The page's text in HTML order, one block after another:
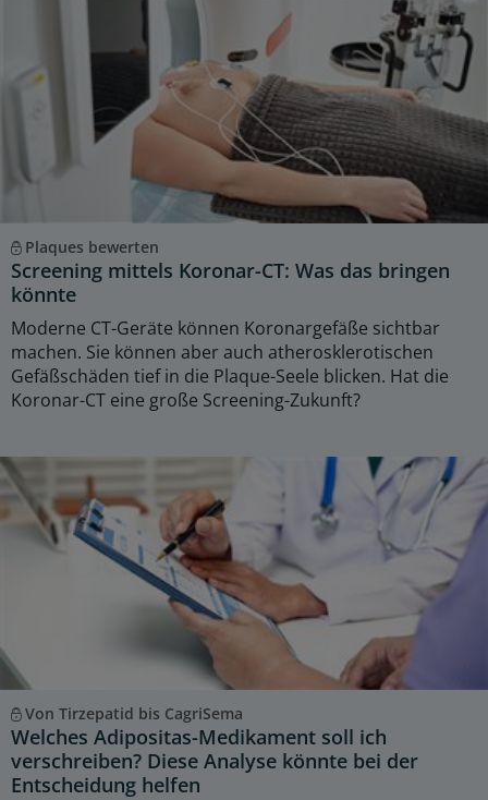
Plaques bewerten
Screening mittels Koronar-CT: Was das bringen
könnte
Moderne CT-Geräte können Koronargefäße sichtbar
machen. Sie können aber auch atherosklerotischen
Gefäßschäden tief in die Plaque-Seele blicken. Hat die
Koronar-CT eine große Screening-Zukunft?
Von Tirzepatid bis CagriSema
Welches Adipositas-Medikament soll ich
verschreiben? Diese Analyse könnte bei der
Entscheidung helfen